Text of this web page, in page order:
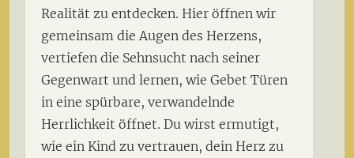
Realität zu entdecken. Hier öffnen wir
gemeinsam die Augen des Herzens,
vertiefen die Sehnsucht nach seiner
Gegenwart und lernen, wie Gebet Türen
in eine spürbare, verwandelnde
Herrlichkeit öffnet. Du wirst ermutigt,
wie ein Kind zu vertrauen, dein Herz zu